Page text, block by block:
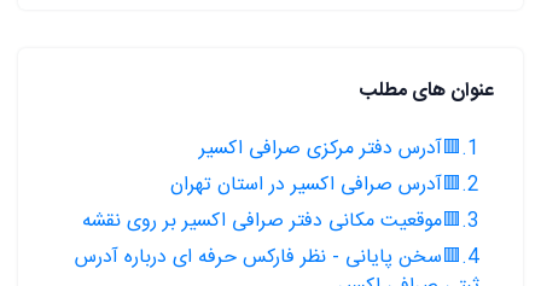
عنوان های مطلب
1.🟥آدرس دفتر مرکزی صرافی اکسیر
2.🟥آدرس صرافی اکسیر در استان تهران
3.🟥موقعیت مکانی دفتر صرافی اکسیر بر روی نقشه
4.🟥سخن پایانی - نظر فارکس حرفه ای درباره آدرس